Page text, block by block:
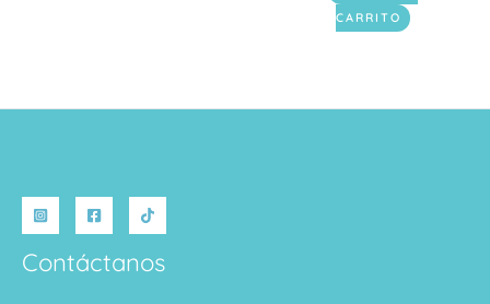
CARRITO
Contáctanos